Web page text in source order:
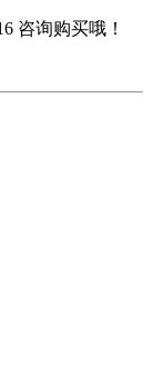
咨询购买哦！